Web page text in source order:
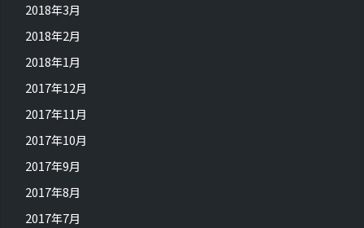
2018年3月
2018年2月
2018年1月
2017年12月
2017年11月
2017年10月
2017年9月
2017年8月
2017年7月